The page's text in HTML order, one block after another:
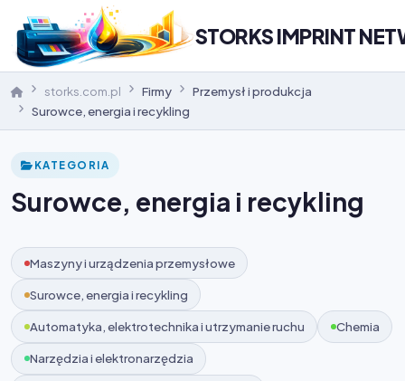
STORKS IMPRINT
storks.com.pl Firmy
Przemysł i produkcja
Surowce, energia i recykling
KATEGORIA
Surowce, energia i recykling
Maszyny i urządzenia przemysłowe
Surowce, energia i recykling
Automatyka, elektrotechnika i utrzymanie ruchu Chemia
Narzędzia i elektronarzędzia